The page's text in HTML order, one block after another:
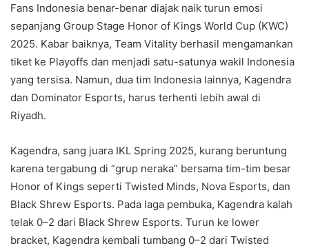
Fans Indonesia benar-benar diajak naik turun emosi
sepanjang Group Stage Honor of Kings World Cup (KWC)
2025. Kabar baiknya, Team Vitality berhasil mengamankan
tiket ke Playoffs dan menjadi satu-satunya wakil Indonesia
yang tersisa. Namun, dua tim Indonesia lainnya, Kagendra
dan Dominator Esports, harus terhenti lebih awal di
Riyadh.
Kagendra, sang juara IKL Spring 2025, kurang beruntung
karena tergabung di “grup neraka” bersama tim-tim besar
Honor of Kings seperti Twisted Minds, Nova Esports, dan
Black Shrew Esports. Pada laga pembuka, Kagendra kalah
telak 0–2 dari Black Shrew Esports. Turun ke lower
bracket, Kagendra kembali tumbang 0–2 dari Twisted